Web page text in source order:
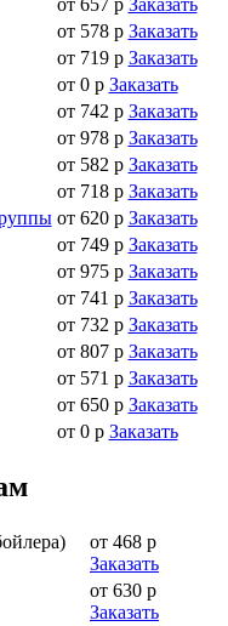
от 657 р Заказать
от 578 р Заказать
от 719 р Заказать
от 0 р Заказать
от 742 р Заказать
от 978 р Заказать
от 582 р Заказать
от 718 р Заказать
от 620 р Заказать
от 749 р Заказать
от 975 р Заказать
от 741 р Заказать
от 732 р Заказать
от 807 р Заказать
от 571 р Заказать
от 650 р Заказать
от 0 р Заказать
от 468 р
Заказать
от 630 р
Заказать